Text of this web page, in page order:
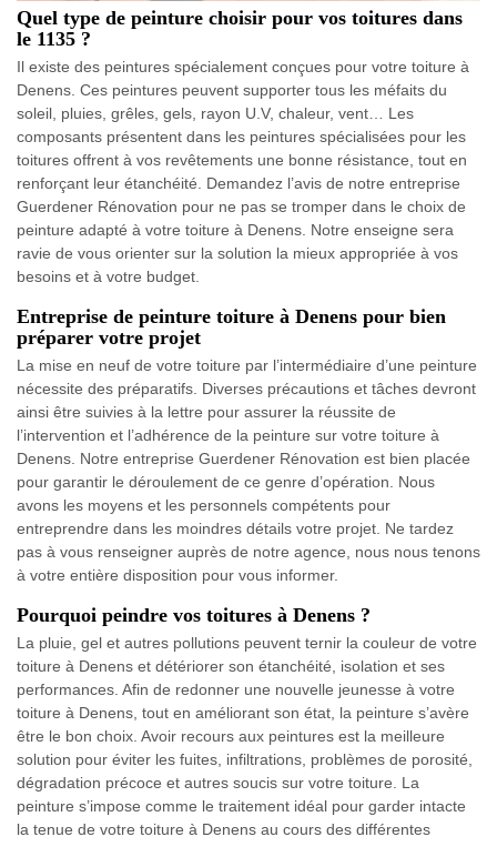
Quel type de peinture choisir pour vos toitures dans
le 1135 ?
Il existe des peintures spécialement conçues pour votre toiture à
Denens. Ces peintures peuvent supporter tous les méfaits du
soleil, pluies, grêles, gels, rayon U.V, chaleur, vent… Les
composants présentent dans les peintures spécialisées pour les
toitures offrent à vos revêtements une bonne résistance, tout en
renforçant leur étanchéité. Demandez l’avis de notre entreprise
Guerdener Rénovation pour ne pas se tromper dans le choix de
peinture adapté à votre toiture à Denens. Notre enseigne sera
ravie de vous orienter sur la solution la mieux appropriée à vos
besoins et à votre budget.
Entreprise de peinture toiture à Denens pour bien
préparer votre projet
La mise en neuf de votre toiture par l’intermédiaire d’une peinture
nécessite des préparatifs. Diverses précautions et tâches devront
ainsi être suivies à la lettre pour assurer la réussite de
l’intervention et l’adhérence de la peinture sur votre toiture à
Denens. Notre entreprise Guerdener Rénovation est bien placée
pour garantir le déroulement de ce genre d’opération. Nous
avons les moyens et les personnels compétents pour
entreprendre dans les moindres détails votre projet. Ne tardez
pas à vous renseigner auprès de notre agence, nous nous tenons
à votre entière disposition pour vous informer.
Pourquoi peindre vos toitures à Denens ?
La pluie, gel et autres pollutions peuvent ternir la couleur de votre
toiture à Denens et détériorer son étanchéité, isolation et ses
performances. Afin de redonner une nouvelle jeunesse à votre
toiture à Denens, tout en améliorant son état, la peinture s’avère
être le bon choix. Avoir recours aux peintures est la meilleure
solution pour éviter les fuites, infiltrations, problèmes de porosité,
dégradation précoce et autres soucis sur votre toiture. La
peinture s’impose comme le traitement idéal pour garder intacte
la tenue de votre toiture à Denens au cours des différentes